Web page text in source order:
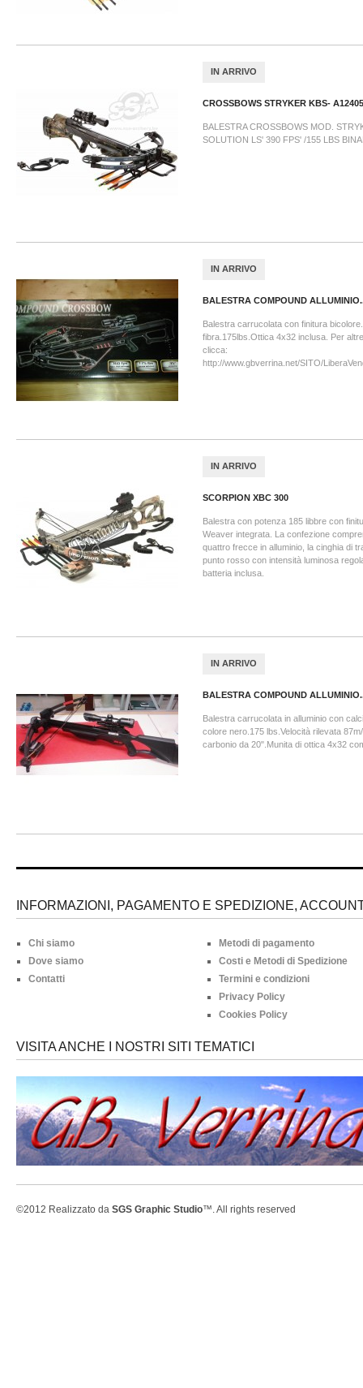
IN ARRIVO
CROSSBOWS STRYKER KBS- A12405
BALESTRA CROSSBOWS MOD.
SOLUTION LS' 390 FPS' /155 LBS
IN ARRIVO
BALESTRA COMPOUND
Balestra carrucolata con finitura
fibra.175lbs.Ottica 4x32 inclusa. Per
clicca:
http://www.gbverrina.net/SITO/
IN ARRIVO
SCORPION XBC 300
Balestra con potenza 185 libbre con
Weaver integrata. La confezione
quattro frecce in alluminio, la cinghia di
punto rosso con intensità luminosa
batteria inclusa.
IN ARRIVO
BALESTRA COMPOUND
Balestra carrucolata in alluminio con
colore nero.175 lbs.Velocità rilevata
carbonio da 20".Munita di ottica 4x32
INFORMAZIONI, PAGAMENTO E SPEDIZIONE,
Chi siamo
Dove siamo
Contatti
Metodi di pagamento
Costi e Metodi di Spedizione
Termini e condizioni
Privacy Policy
Cookies Policy
VISITA ANCHE I NOSTRI SITI TEMATICI
©2012 Realizzato da SGS Graphic Studio™. All rights reserved